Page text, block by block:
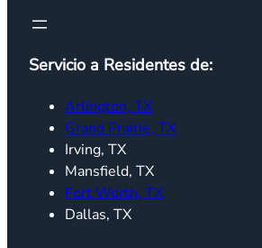
Servicio a Residentes de:
Arlington, TX
Grand Prairie, TX
Irving, TX
Mansfield, TX
Fort Worth, TX
Dallas, TX